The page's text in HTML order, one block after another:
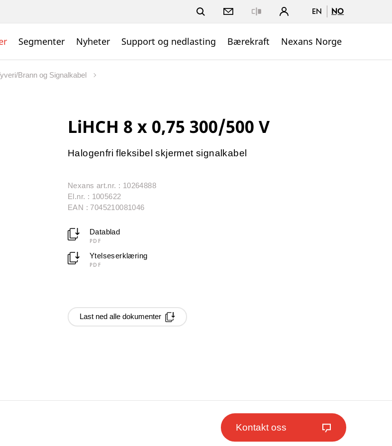
EN NO
Segmenter Nyheter Support og nedlasting Bærekraft Nexans Norge
Brann og Signalkabel
LiHCH 8 x 0,75 300/500 V
Halogenfri fleksibel skjermet signalkabel
Nexans art.nr. : 10264888
El.nr. : 1005622
EAN : 7045210081046
Datablad
PDF
Ytelseserklæring
PDF
Last ned alle dokumenter
Kontakt oss